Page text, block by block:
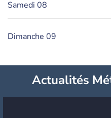
Samedi 08
Dimanche 09
Actualités